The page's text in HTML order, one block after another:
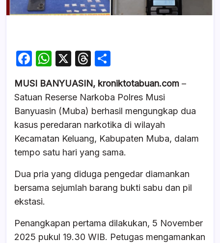
F
c
e
b
o
o
k
W
at
s
A
p
p
X
T
e
a
d
s
ar
e
MUSI BANYUASIN, kroniktotabuan.com –
Satuan Reserse Narkoba Polres Musi
Banyuasin (Muba) berhasil mengungkap dua
kasus peredaran narkotika di wilayah
Kecamatan Keluang, Kabupaten Muba, dalam
tempo satu hari yang sama.
Dua pria yang diduga pengedar diamankan
bersama sejumlah barang bukti sabu dan pil
ekstasi.
Penangkapan pertama dilakukan, 5 November
2025 pukul 19.30 WIB. Petugas mengamankan